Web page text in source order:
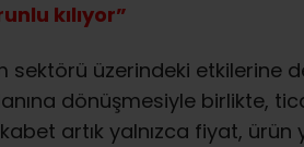
kılıyor”
sektörü üzerindeki etkilerine
dönüşmesiyle birlikte,
artık yalnızca fiyat, ürün